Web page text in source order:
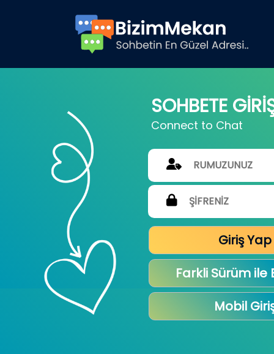
SOHBETE
Connect to Chat
Giriş Yap
Farkli Sürüm ile
Mobil